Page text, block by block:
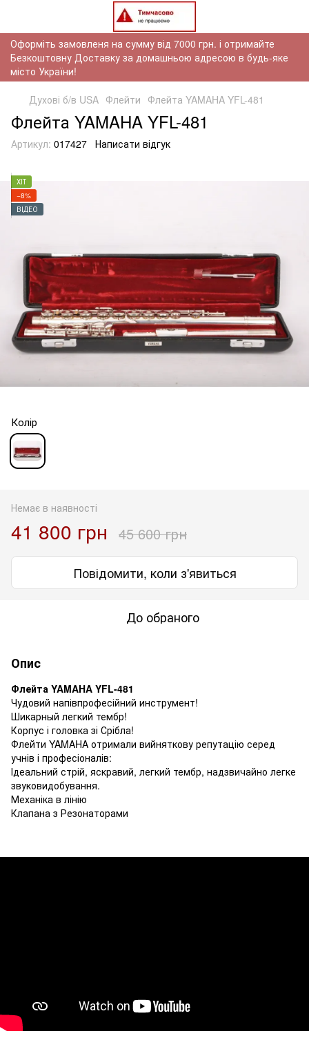
Оформіть замовленя на сумму від 7000 грн. і отримайте
Безкоштовну Доставку за домашньою адресою в будь-яке
місто України!
Духові б/в USA Флейти Флейта YAMAHA YFL-481
Флейта YAMAHA YFL-481
Артикул: 017427 Написати відгук
ХІТ
−8%
ВІДЕО
Колір
Немає в наявності
41 800 грн 45 600 грн
Повідомити, коли з'явиться
До обраного
Опис
Флейта YAMAHA YFL-481
Чудовий напівпрофесійний инструмент!
Шикарный легкий тембр!
Корпус і головка зі Срібла!
Флейти YAMAHA отримали вийняткову репутацію серед
учнів і професіоналів:
Ідеальний стрій, яскравий, легкий тембр, надзвичайно легке
звуковидобування.
Механіка в лінію
Клапана з Резонаторами